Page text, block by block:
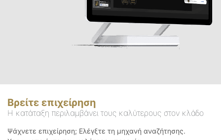
Βρείτε επιχείρηση
Η κατάταξη περιλαμβάνει τους καλύτερους στον κλάδο
Ψάχνετε επιχείρηση; Ελέγξτε τη μηχανή αναζήτησης.